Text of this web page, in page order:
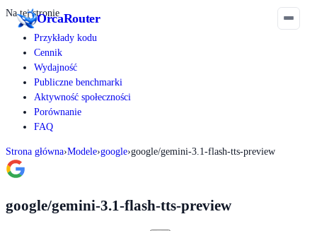
OrcaRouter
Na tej stronie
Przykłady kodu
Cennik
Wydajność
Publiczne benchmarki
Aktywność społeczności
Porównanie
FAQ
Strona główna›Modele›google›google/gemini-3.1-flash-tts-preview
google/gemini-3.1-flash-tts-preview